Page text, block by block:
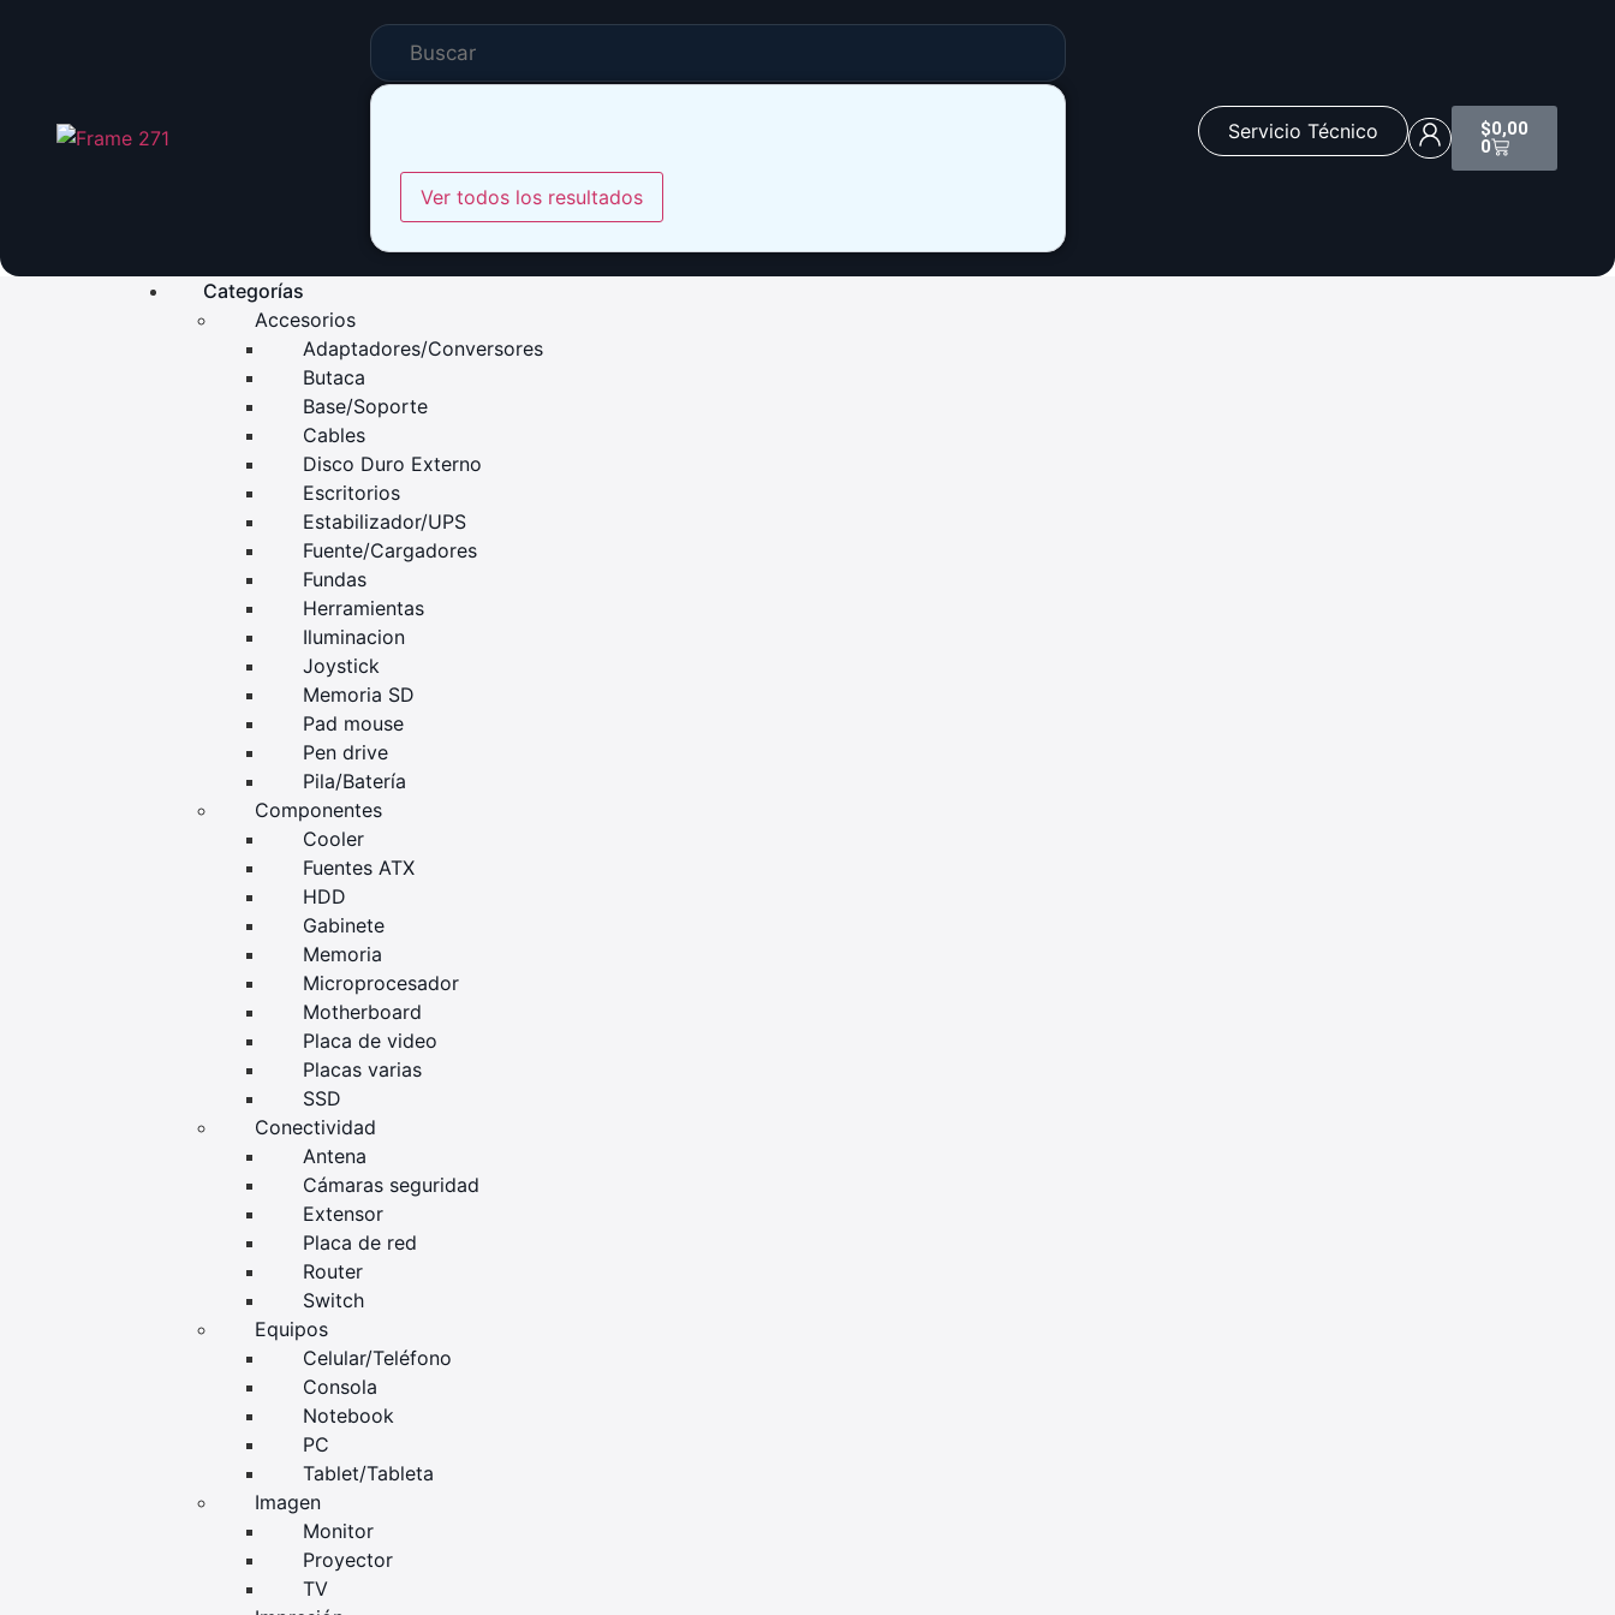
Ver todos los resultados
Servicio Técnico $0,00
0
Categorías
Accesorios
Adaptadores/Conversores
Butaca
Base/Soporte
Cables
Disco Duro Externo
Escritorios
Estabilizador/UPS
Fuente/Cargadores
Fundas
Herramientas
Iluminacion
Joystick
Memoria SD
Pad mouse
Pen drive
Pila/Batería
Componentes
Cooler
Fuentes ATX
HDD
Gabinete
Memoria
Microprocesador
Motherboard
Placa de video
Placas varias
SSD
Conectividad
Antena
Cámaras seguridad
Extensor
Placa de red
Router
Switch
Equipos
Celular/Teléfono
Consola
Notebook
PC
Tablet/Tableta
Imagen
Monitor
Proyector
TV